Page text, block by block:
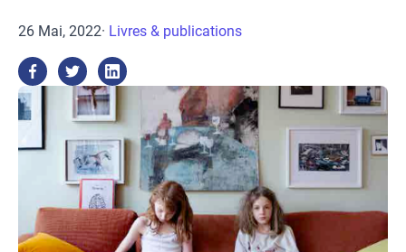
26 Mai, 2022· Livres & publications